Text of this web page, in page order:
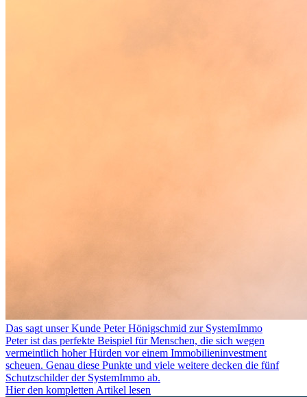
Das sagt unser Kunde Peter Hönigschmid zur SystemImmo
Peter ist das perfekte Beispiel für Menschen, die sich wegen
vermeintlich hoher Hürden vor einem Immobilieninvestment
scheuen. Genau diese Punkte und viele weitere decken die fünf
Schutzschilder der SystemImmo ab.
Hier den kompletten Artikel lesen